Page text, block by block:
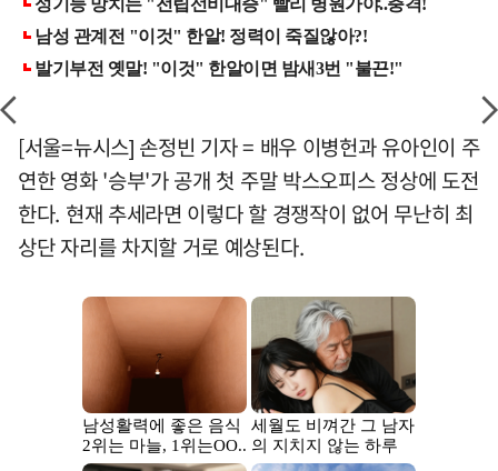
[서울=뉴시스] 손정빈 기자 = 배우 이병헌과 유아인이 주
연한 영화 '승부'가 공개 첫 주말 박스오피스 정상에 도전
한다. 현재 추세라면 이렇다 할 경쟁작이 없어 무난히 최
상단 자리를 차지할 거로 예상된다.